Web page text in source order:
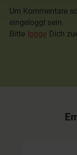
Um Kommentare
eingeloggt sein.
Bitte logge Dich